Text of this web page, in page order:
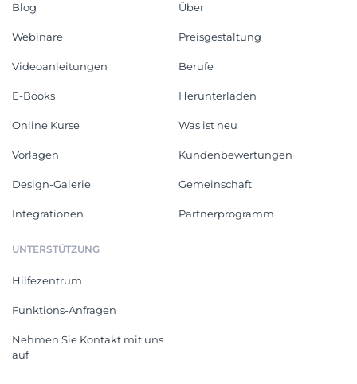
Blog
Webinare
Videoanleitungen
E-Books
Online Kurse
Vorlagen
Design-Galerie
Integrationen
Über
Preisgestaltung
Berufe
Herunterladen
Was ist neu
Kundenbewertungen
Gemeinschaft
Partnerprogramm
UNTERSTÜTZUNG
Hilfezentrum
Funktions-Anfragen
Nehmen Sie Kontakt mit uns
auf